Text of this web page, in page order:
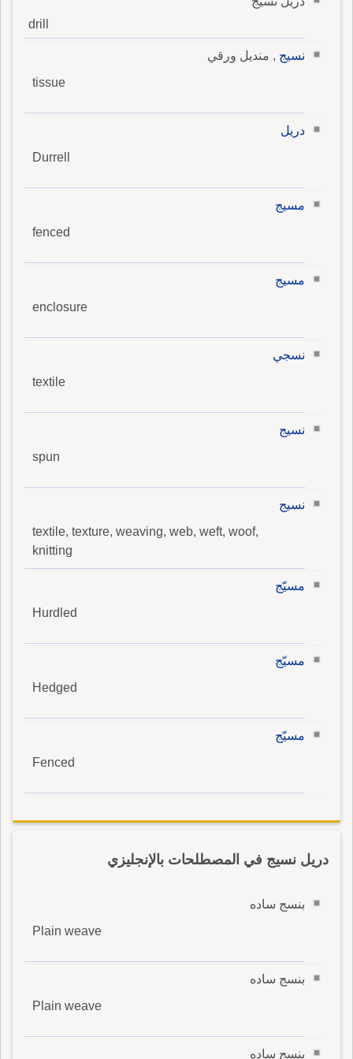
drill
نسيج , منديل ورقي
tissue
دريل
Durrell
مسيج
fenced
مسيج
enclosure
نسجي
textile
نسيج
spun
نسيج
textile, texture, weaving, web, weft, woof,
knitting
مسيّج
Hurdled
مسيّج
Hedged
مسيّج
Fenced
دريل نسيج في المصطلحات بالإنجليزي
بنسج ساده
Plain weave
بنسج ساده
Plain weave
بنسج ساده